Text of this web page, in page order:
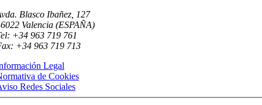
Blasco Ibañez, 127
Valencia (ESPAÑA)
+34 963 719 761
+34 963 719 713
Legal
de Cookies
Redes Sociales